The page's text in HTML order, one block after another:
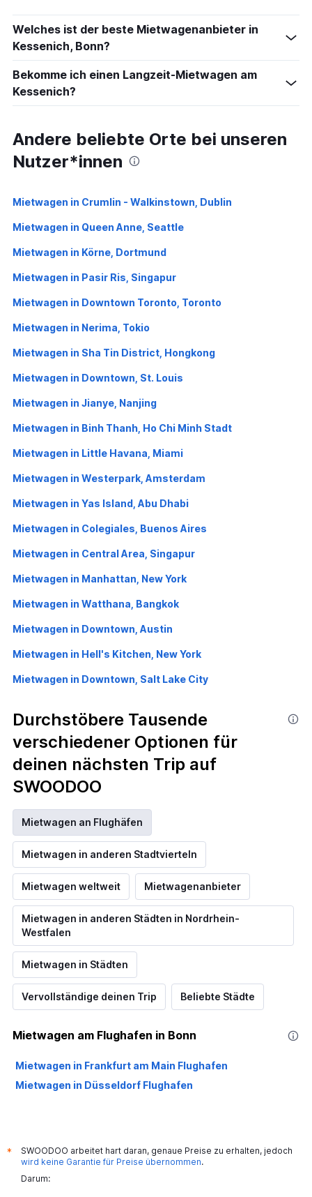
Welches ist der beste Mietwagenanbieter in
Kessenich, Bonn?
Bekomme ich einen Langzeit-Mietwagen am
Kessenich?
Andere beliebte Orte bei unseren
Nutzer*innen
Mietwagen in Crumlin - Walkinstown, Dublin
Mietwagen in Queen Anne, Seattle
Mietwagen in Körne, Dortmund
Mietwagen in Pasir Ris, Singapur
Mietwagen in Downtown Toronto, Toronto
Mietwagen in Nerima, Tokio
Mietwagen in Sha Tin District, Hongkong
Mietwagen in Downtown, St. Louis
Mietwagen in Jianye, Nanjing
Mietwagen in Binh Thanh, Ho Chi Minh Stadt
Mietwagen in Little Havana, Miami
Mietwagen in Westerpark, Amsterdam
Mietwagen in Yas Island, Abu Dhabi
Mietwagen in Colegiales, Buenos Aires
Mietwagen in Central Area, Singapur
Mietwagen in Manhattan, New York
Mietwagen in Watthana, Bangkok
Mietwagen in Downtown, Austin
Mietwagen in Hell's Kitchen, New York
Mietwagen in Downtown, Salt Lake City
Durchstöbere Tausende
verschiedener Optionen für
deinen nächsten Trip auf
SWOODOO
Mietwagen an Flughäfen
Mietwagen in anderen Stadtvierteln
Mietwagen weltweit Mietwagenanbieter
Mietwagen in anderen Städten in Nordrhein-
Westfalen
Mietwagen in Städten
Vervollständige deinen Trip Beliebte Städte
Mietwagen am Flughafen in Bonn
Mietwagen in Frankfurt am Main Flughafen
Mietwagen in Düsseldorf Flughafen
*
SWOODOO arbeitet hart daran, genaue Preise zu erhalten, jedoch
wird keine Garantie für Preise übernommen.
Darum: